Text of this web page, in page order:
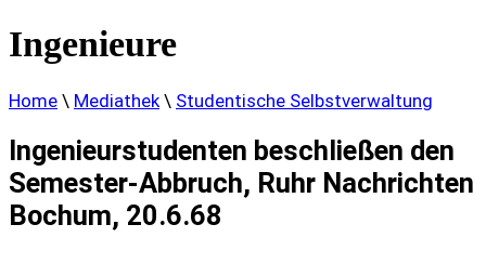
Ingenieure
Home \ Mediathek \ Studentische Selbstverwaltung
Ingenieurstudenten beschließen den
Semester-Abbruch, Ruhr Nachrichten
Bochum, 20.6.68